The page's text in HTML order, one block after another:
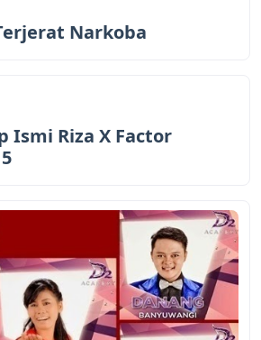
Narkoba
Ismi Riza X Factor